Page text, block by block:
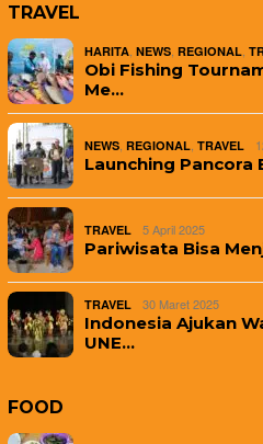
TRAVEL
HARITA NEWS REGIONAL
Obi Fishing
Me…
NEWS REGIONAL TRAVEL
Launching Pancora
TRAVEL 5 April 2025
Pariwisata Bisa
TRAVEL 30 Maret 2025
Indonesia Ajukan
UNE…
FOOD